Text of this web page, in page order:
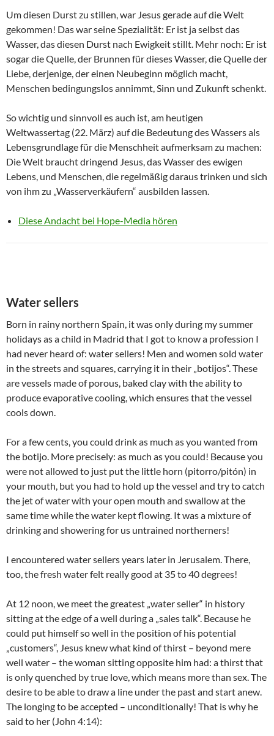
Um diesen Durst zu stillen, war Jesus gerade auf die Welt
gekommen! Das war seine Spezialität: Er ist ja selbst das
Wasser, das diesen Durst nach Ewigkeit stillt. Mehr noch: Er ist
sogar die Quelle, der Brunnen für dieses Wasser, die Quelle der
Liebe, derjenige, der einen Neubeginn möglich macht,
Menschen bedingungslos annimmt, Sinn und Zukunft schenkt.
So wichtig und sinnvoll es auch ist, am heutigen
Weltwassertag (22. März) auf die Bedeutung des Wassers als
Lebensgrundlage für die Menschheit aufmerksam zu machen:
Die Welt braucht dringend Jesus, das Wasser des ewigen
Lebens, und Menschen, die regelmäßig daraus trinken und sich
von ihm zu „Wasserverkäufern“ ausbilden lassen.
Diese Andacht bei Hope-Media hören
Water sellers
Born in rainy northern Spain, it was only during my summer
holidays as a child in Madrid that I got to know a profession I
had never heard of: water sellers! Men and women sold water
in the streets and squares, carrying it in their „botijos“. These
are vessels made of porous, baked clay with the ability to
produce evaporative cooling, which ensures that the vessel
cools down.
For a few cents, you could drink as much as you wanted from
the botijo. More precisely: as much as you could! Because you
were not allowed to just put the little horn (pitorro/pitón) in
your mouth, but you had to hold up the vessel and try to catch
the jet of water with your open mouth and swallow at the
same time while the water kept flowing. It was a mixture of
drinking and showering for us untrained northerners!
I encountered water sellers years later in Jerusalem. There,
too, the fresh water felt really good at 35 to 40 degrees!
At 12 noon, we meet the greatest „water seller“ in history
sitting at the edge of a well during a „sales talk“. Because he
could put himself so well in the position of his potential
„customers“, Jesus knew what kind of thirst – beyond mere
well water – the woman sitting opposite him had: a thirst that
is only quenched by true love, which means more than sex. The
desire to be able to draw a line under the past and start anew.
The longing to be accepted – unconditionally! That is why he
said to her (John 4:14):